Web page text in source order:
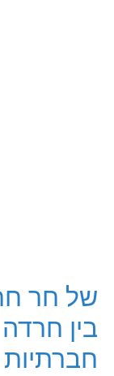
של חר
בין
חברתיות